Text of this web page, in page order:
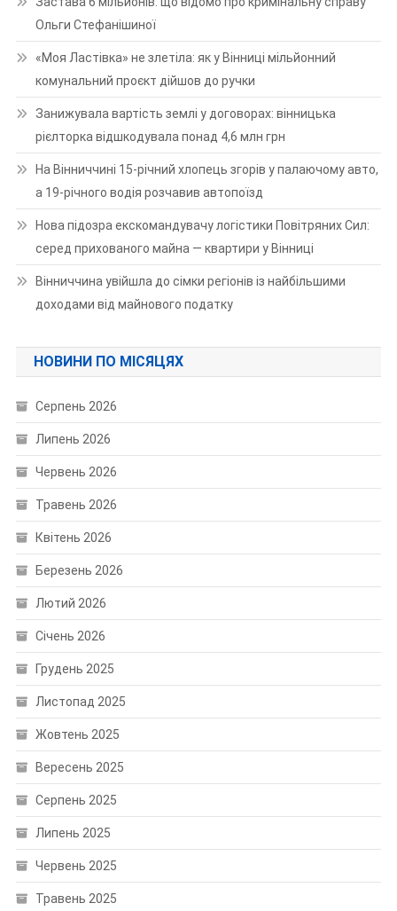
Ольги Стефанішиної
«Моя Ластівка» не злетіла: як у Вінниці мільйонний
комунальний проєкт дійшов до ручки
Занижувала вартість землі у договорах: вінницька
рієлторка відшкодувала понад 4,6 млн грн
На Вінниччині 15-річний хлопець згорів у палаючому авто,
а 19-річного водія розчавив автопоїзд
Нова підозра екскомандувачу логістики Повітряних Сил:
серед прихованого майна — квартири у Вінниці
Вінниччина увійшла до сімки регіонів із найбільшими
доходами від майнового податку
НОВИНИ ПО МІСЯЦЯХ
Серпень 2026
Липень 2026
Червень 2026
Травень 2026
Квітень 2026
Березень 2026
Лютий 2026
Січень 2026
Грудень 2025
Листопад 2025
Жовтень 2025
Вересень 2025
Серпень 2025
Липень 2025
Червень 2025
Травень 2025